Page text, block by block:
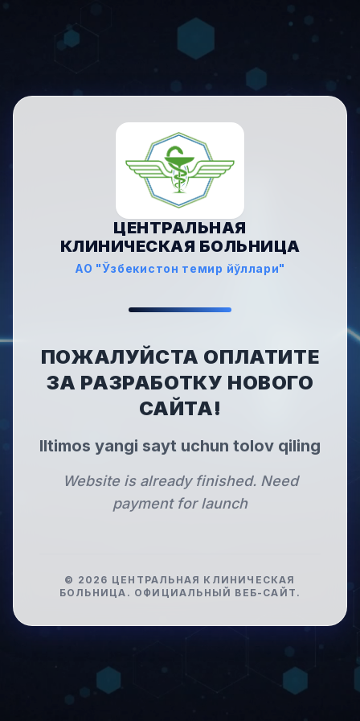
ЦЕНТРАЛЬНАЯ
КЛИНИЧЕСКАЯ БОЛЬНИЦА
АО "Ўзбекистон темир йўллари"
ПОЖАЛУЙСТА ОПЛАТИТЕ
ЗА РАЗРАБОТКУ НОВОГО
САЙТА!
Iltimos yangi sayt uchun tolov qiling
Website is already finished. Need
payment for launch
© 2026 ЦЕНТРАЛЬНАЯ КЛИНИЧЕСКАЯ
БОЛЬНИЦА . ОФИЦИАЛЬНЫЙ ВЕБ-САЙТ.